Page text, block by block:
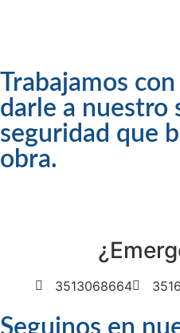
Trabajamos
darle a nuestro
seguridad que
obra.
3513068664
Seguinos en